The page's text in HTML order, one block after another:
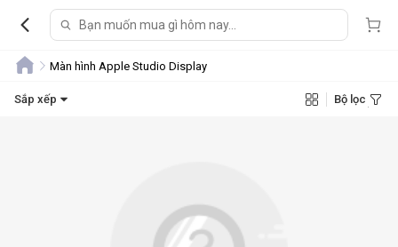
Màn hình Apple Studio Display
Sắp xếp Bộ lọc